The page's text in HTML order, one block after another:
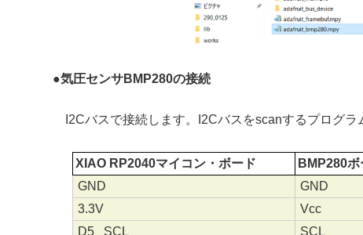
●気圧センサBMP280の接続
I2Cバスで接続します。I2Cバスをscanするプログラ
XIAO RP2040マイコン・ボード
BMP280ボ
GND
GND
3.3V
Vcc
D5 SCL
SCL